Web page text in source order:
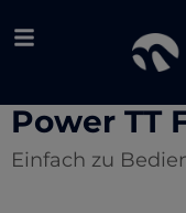
Power TT
Einfach zu